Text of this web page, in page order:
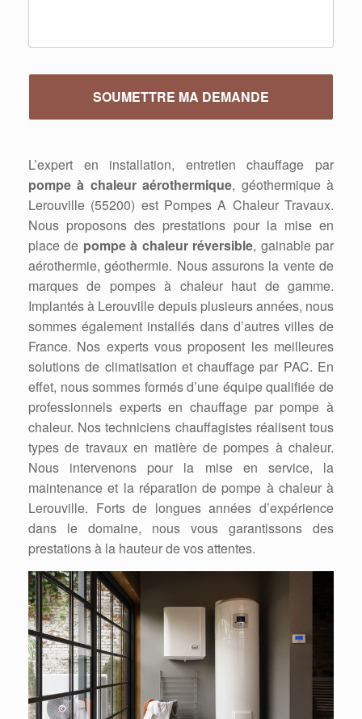
L’expert en installation, entretien chauffage par
pompe à chaleur aérothermique, géothermique à
Lerouville (55200) est Pompes A Chaleur Travaux.
Nous proposons des prestations pour la mise en
place de pompe à chaleur réversible, gainable par
aérothermie, géothermie. Nous assurons la vente de
marques de pompes à chaleur haut de gamme.
Implantés à Lerouville depuis plusieurs années, nous
sommes également installés dans d’autres villes de
France. Nos experts vous proposent les meilleures
solutions de climatisation et chauffage par PAC. En
effet, nous sommes formés d’une équipe qualifiée de
professionnels experts en chauffage par pompe à
chaleur. Nos techniciens chauffagistes réalisent tous
types de travaux en matière de pompes à chaleur.
Nous intervenons pour la mise en service, la
maintenance et la réparation de pompe à chaleur à
Lerouville. Forts de longues années d’expérience
dans le domaine, nous vous garantissons des
prestations à la hauteur de vos attentes.